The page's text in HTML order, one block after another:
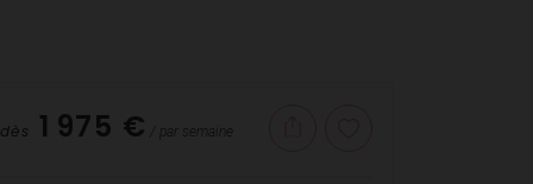
dès 1 975 € / par semaine